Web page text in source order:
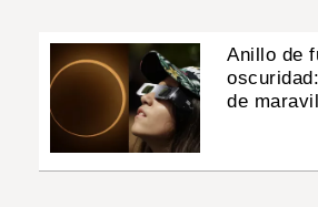
Anillo de
de